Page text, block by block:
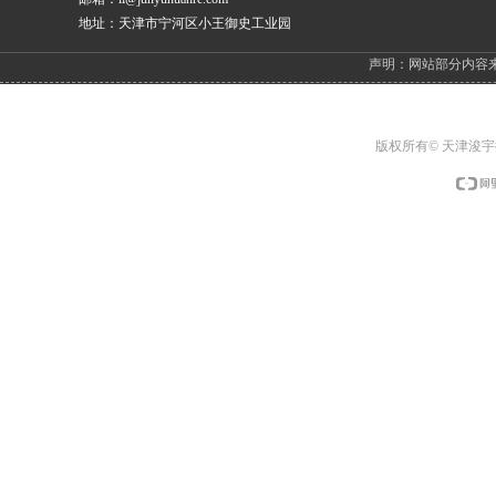
声明：网站部分内容
地址：天津市宁河区小王御史工业园
版权所有© 天津浚